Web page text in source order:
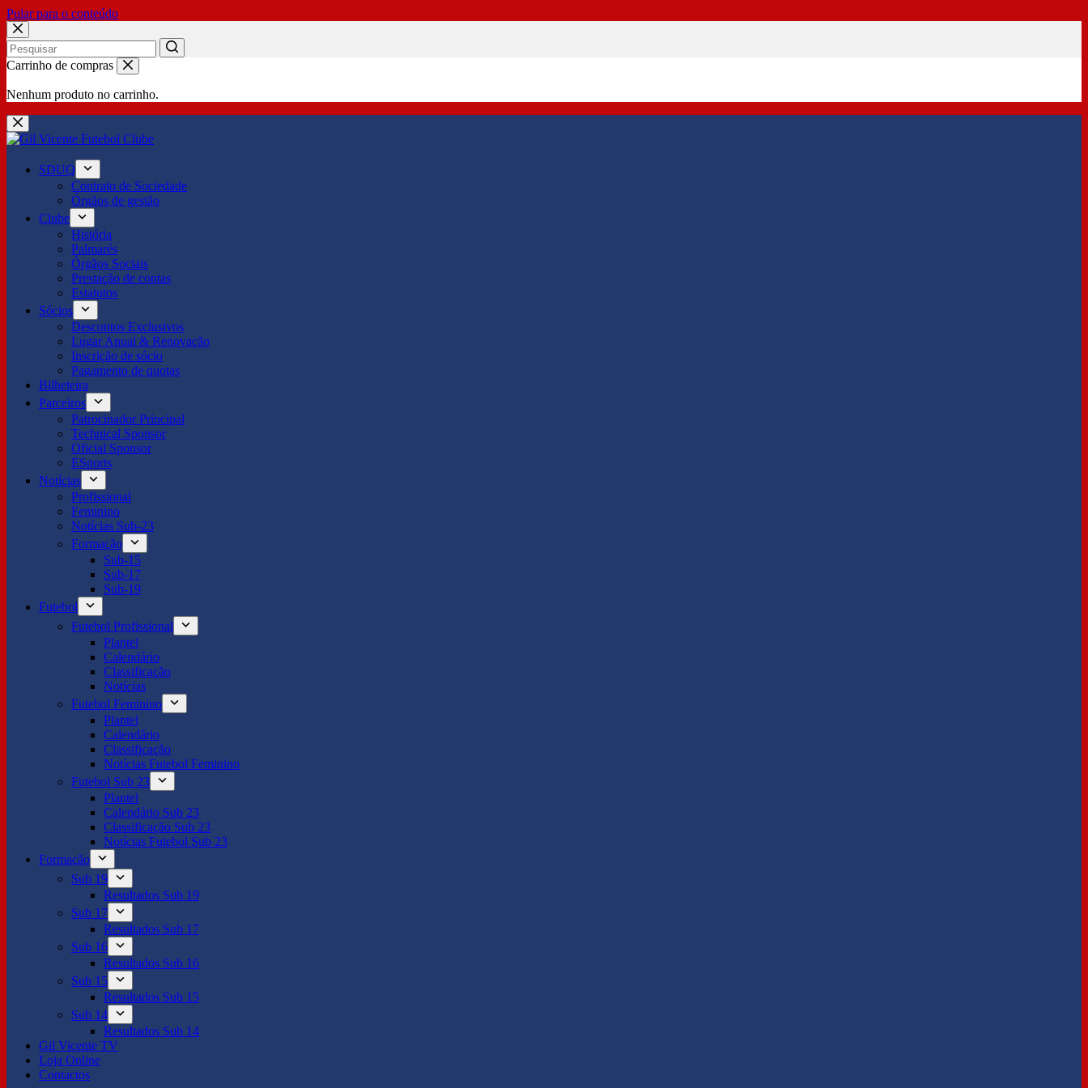
Pular para o conteúdo
No
Carrinho de compras
Nenhum produto no carrinho.
SDUQ
Contrato de Sociedade
Órgãos de gestão
Clube
História
Palmarés
Órgãos Sociais
Prestação de contas
Estatutos
Sócios
Descontos Exclusivos
Lugar Anual & Renovação
Inscrição de sócio
Pagamento de quotas
Bilheteira
Parceiros
Patrocinador Principal
Technical Sponsor
Oficial Sponsor
ESports
Notícias
Profissional
Feminino
Notícias Sub-23
Formação
Sub-15
Sub-17
Sub-19
Futebol
Futebol Profissional
Plantel
Calendário
Classificação
Notícias
Futebol Feminino
Plantel
Calendário
Classificação
Notícias Futebol Feminino
Futebol Sub 23
Plantel
Calendário Sub 23
Classificação Sub 23
Notícias Futebol Sub 23
Formação
Sub 19
Resultados Sub 19
Sub 17
Resultados Sub 17
Sub 16
Resultados Sub 16
Sub 15
Resultados Sub 15
Sub 14
Resultados Sub 14
Gil Vicente TV
Loja Online
Contactos